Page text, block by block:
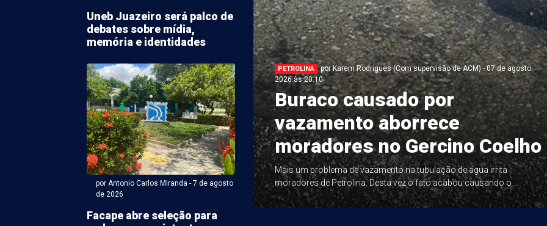
Uneb Juazeiro será palco de
debates sobre mídia,
memória e identidades
por Antonio Carlos Miranda - 7 de agosto
de 2026
Facape abre seleção para
Carlos Miranda - 07 de agosto 2026 às 18:37
emergência para
sobre umidade do
petrolinenses
foram surpreendidos na tarde desta sexta-feira (7)
emergência emitido pela Defesa Civil de
PETROLINA
por Karem Rodrigues (Com supervisão de ACM) - 07 de agosto
2026 às 20:10
Buraco causado por
vazamento aborrece
moradores no Gercino Coelho
Mais um problema de vazamento na tubulação de água irrita
moradores de Petrolina. Desta vez o fato acabou causando o ...